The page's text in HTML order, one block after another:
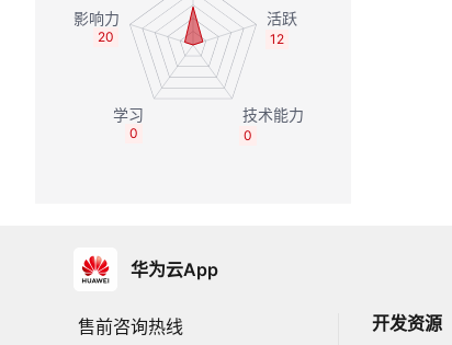
12
0
0
20
华为云App
售前咨询热线 开发资源